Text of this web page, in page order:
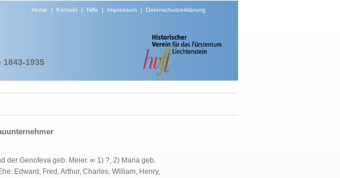
Home | Kontakt| Hilfe | Impressum| Datenschutzerklärung
1935
der Genofeva geb. Meier. ∞ 1) ?, 2) Maria geb.
Edward, Fred, Arthur, Charles, William, Henry,